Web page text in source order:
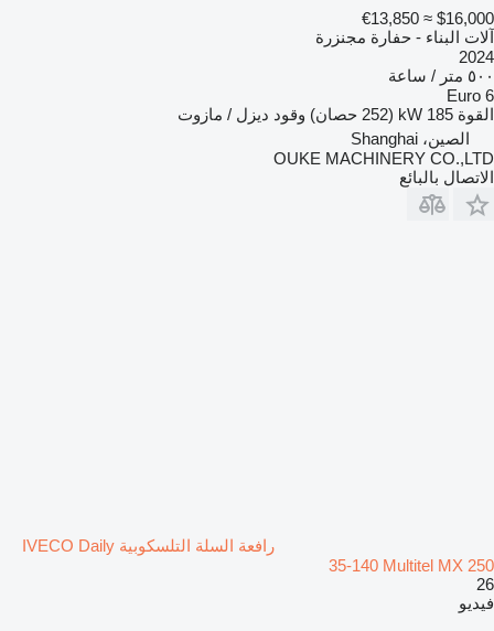
$16,000
≈ €13,850
آلات البناء - حفارة مجنزرة
2024
٥٠٠ متر / ساعة
Euro 6
القوة 185 kW (252 حصان) وقود ديزل / مازوت
الصين، Shanghai
OUKE MACHINERY CO.,LTD
الاتصال بالبائع
رافعة السلة التلسكوبية IVECO Daily
35-140 Multitel MX 250
26
فيديو